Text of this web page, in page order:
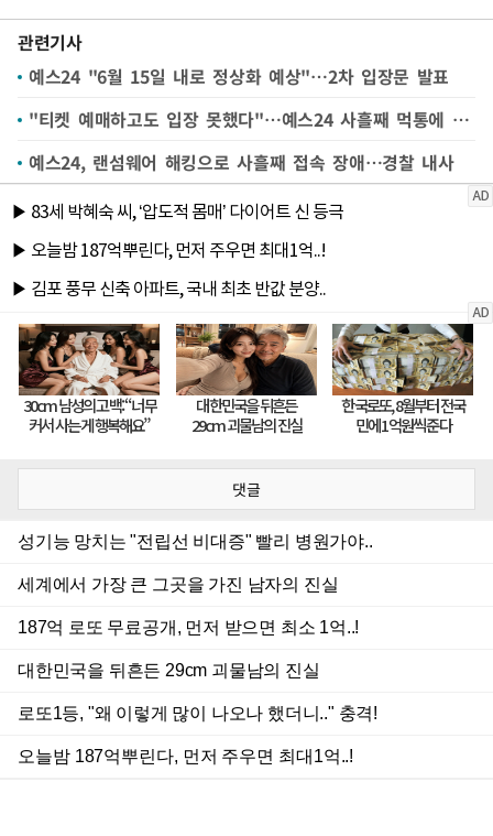
관련기사
예스24 "6월 15일 내로 정상화 예상"…2차 입장문 발표
"티켓 예매하고도 입장 못했다"…예스24 사흘째 먹통에 공연계도 피해
예스24, 랜섬웨어 해킹으로 사흘째 접속 장애…경찰 내사
댓글